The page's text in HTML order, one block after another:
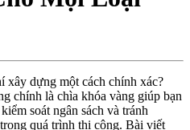
xây dựng một cách chính xác?
chính là chìa khóa vàng giúp bạn
soát ngân sách và tránh
quá trình thi công. Bài viết